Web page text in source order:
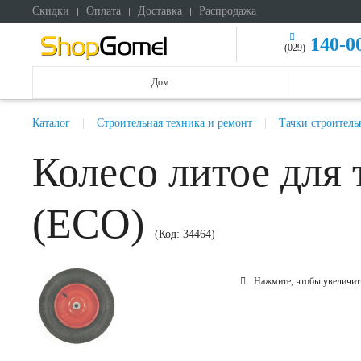
Скидки Оплата Доставка Распродажа
(029) 140-
Дом
Каталог Строительная техника и ремонт Тачки
Колесо литое
(ECO)
(Код: 34464)
Нажмите, чтобы